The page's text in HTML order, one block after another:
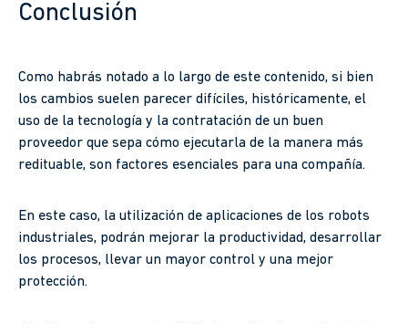
Conclusión
Como habrás notado a lo largo de este contenido, si bien
los cambios suelen parecer difíciles, históricamente, el
uso de la tecnología y la contratación de un buen
proveedor que sepa cómo ejecutarla de la manera más
redituable, son factores esenciales para una compañía.
En este caso, la utilización de aplicaciones de los robots
industriales, podrán mejorar la productividad, desarrollar
los procesos, llevar un mayor control y una mejor
protección.